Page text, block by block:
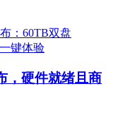
，硬件就绪且商